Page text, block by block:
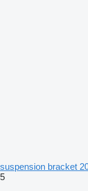
suspension bracket
5